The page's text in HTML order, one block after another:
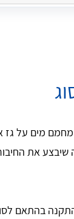
מים על גז
שיבצע את
בהתקנה בהתאם